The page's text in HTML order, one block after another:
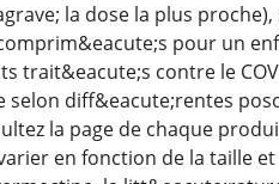
la dose la plus
pour un
contre le
diff&eacute;rentes
la page de chaque
en fonction de la taille